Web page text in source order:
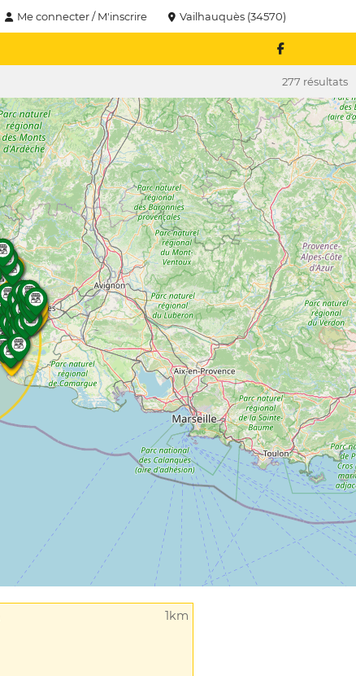
Me connecter / M'inscrire Vailhauquès (34570)
277 résultats
1km